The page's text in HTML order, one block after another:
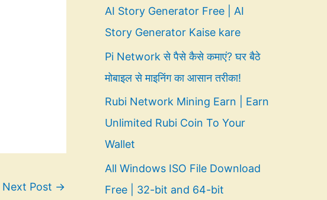
Next Post →
AI Story Generator Free | AI
Story Generator Kaise kare
Pi Network से पैसे कैसे कमाएं? घर बैठे
मोबाइल से माइनिंग का आसान तरीका!
Rubi Network Mining Earn | Earn
Unlimited Rubi Coin To Your
Wallet
All Windows ISO File Download
Free | 32-bit and 64-bit